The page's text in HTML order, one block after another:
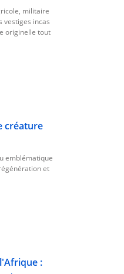
militaire
vestiges incas
originelle tout
créature
emblématique
et
: